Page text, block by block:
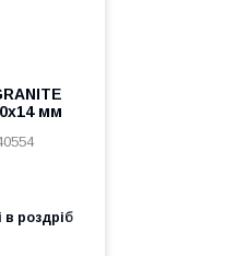
мм
в роздріб